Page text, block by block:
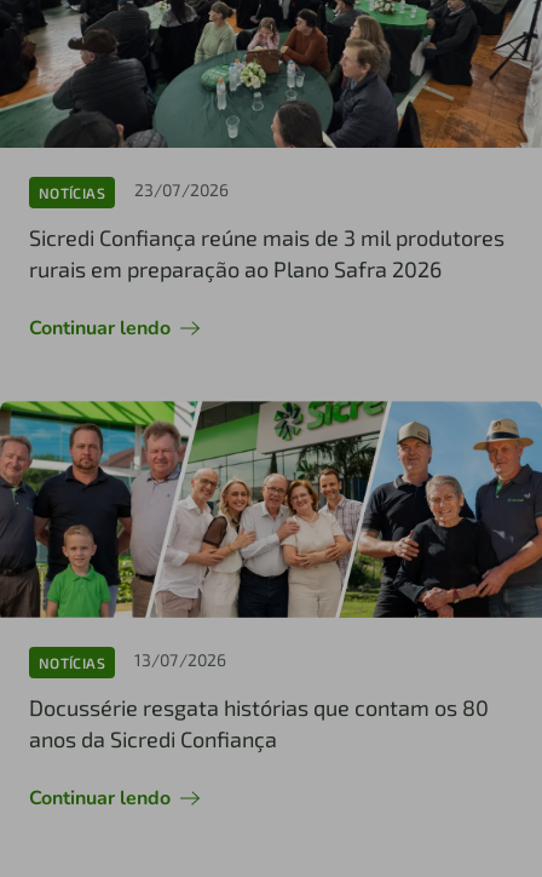
NOTÍCIAS 23/07/2026
Sicredi Confiança reúne mais de 3 mil produtores
rurais em preparação ao Plano Safra 2026
Continuar lendo
NOTÍCIAS 13/07/2026
Docussérie resgata histórias que contam os 80
anos da Sicredi Confiança
Continuar lendo